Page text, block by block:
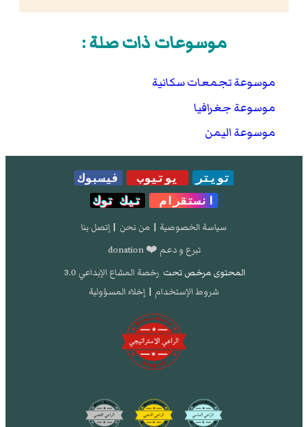
موسوعات ذات صلة :
موسوعة تجمعات سكانية
موسوعة جغرافيا
موسوعة اليمن
تويتر يوتيوب
فيسبوك
انستقرام
تيك توك
سياسة الخصوصية | من نحن | إتصل بنا
تبرع و دعم ❤️ donation
المحتوى مرخص تحت رخصة المشاع الإبداعي 3.0
شروط الإستخدام | إخلاء المسؤولية